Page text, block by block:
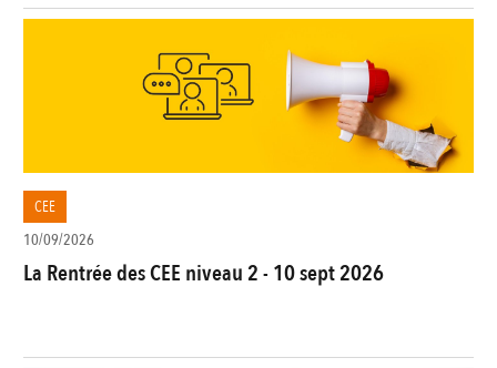
CEE
10/09/2026
La Rentrée des CEE niveau 2 - 10 sept 2026